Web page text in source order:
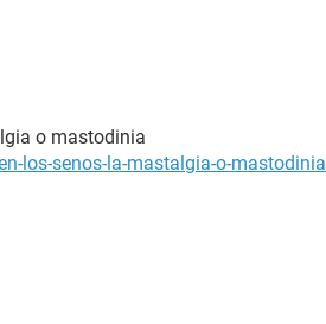
o mastodinia
los-senos-la-mastalgia-o-mastodinia